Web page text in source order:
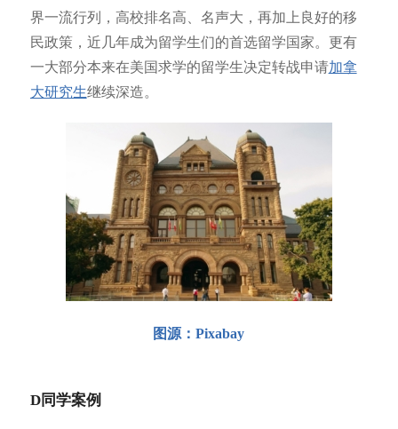
界一流行列，高校排名高、名声大，再加上良好的移
民政策，近几年成为留学生们的首选留学国家。更有
一大部分本来在美国求学的留学生决定转战申请加拿
大研究生继续深造。
图源：Pixabay
D同学案例